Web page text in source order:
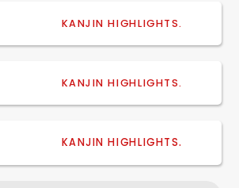
KANJIN HIGHLIGHTS.
2026/07/31
KANJIN HIGHLIGHTS.
2026/07/01
KANJIN HIGHLIGHTS.
歯科未来フェス2026へ協
賛・登壇いたしました